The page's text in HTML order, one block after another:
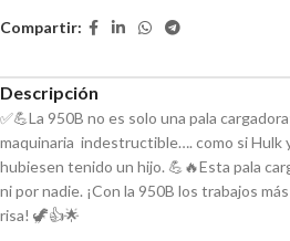
Compartir:
Descripción
✅💪La 950B no es solo una pala
maquinaria indestructible…. como si Hulk
hubiesen tenido un hijo. 💪🔥Esta pala
ni por nadie. ¡Con la 950B los trabajos
risa! 🦖👍🌟